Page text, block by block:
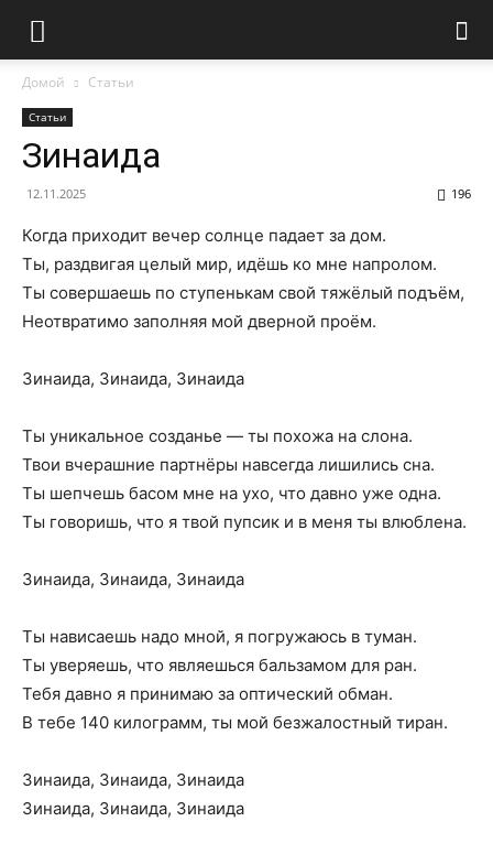
Домой Статьи
Статьи
Зинаида
12.11.2025 196
Когда приходит вечер солнце падает за дом.
Ты, раздвигая целый мир, идёшь ко мне напролом.
Ты совершаешь по ступенькам свой тяжёлый подъём,
Неотвратимо заполняя мой дверной проём.
Зинаида, Зинаида, Зинаида
Ты уникальное созданье — ты похожа на слона.
Твои вчерашние партнёры навсегда лишились сна.
Ты шепчешь басом мне на ухо, что давно уже одна.
Ты говоришь, что я твой пупсик и в меня ты влюблена.
Зинаида, Зинаида, Зинаида
Ты нависаешь надо мной, я погружаюсь в туман.
Ты уверяешь, что являешься бальзамом для ран.
Тебя давно я принимаю за оптический обман.
В тебе 140 килограмм, ты мой безжалостный тиран.
Зинаида, Зинаида, Зинаида
Зинаида, Зинаида, Зинаида